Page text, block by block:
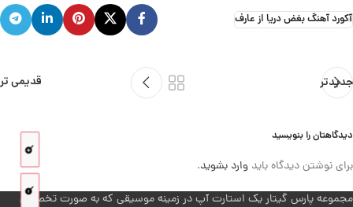
آکورد آهنگ بغض دریا از عارف
جدیدتر قدیمی تر
دیدگاهتان را بنویسید
برای نوشتن دیدگاه باید وارد بشوید.
مجموعه پارس گیتار یک استارت آپ در زمینه موسیقی که به صورت تخصصی